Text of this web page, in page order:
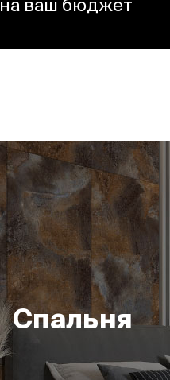
на ваш бюджет
Спальня